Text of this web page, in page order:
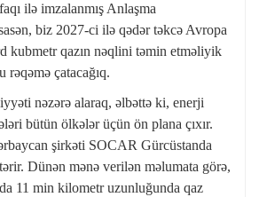
ilə imzalanmış Anlaşma
biz 2027-ci ilə qədər təkcə Avropa
kubmetr qazın nəqlini təmin etməliyik
çatacağıq.
nəzərə alaraq, əlbəttə ki, enerji
bütün ölkələr üçün ön plana çıxır.
şirkəti SOCAR Gürcüstanda
Dünən mənə verilən məlumata görə,
11 min kilometr uzunluğunda qaz